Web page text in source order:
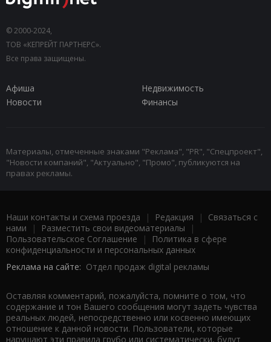
© 2000-2024,
ТОВ «КЕПРЕЙТ ПАРТНЕРС».
Все права защищены.
Афиша
Недвижимость
Новости
Финансы
Материалы, отмеченные знаками "Реклама", "PR", "Спецпроект",
"Новости компаний", "Актуально", "Промо", публикуются на
правах рекламы.
Наши контакты и схема проезда | Редакция | Связаться с
нами | Разместить свои видеоматериалы |
Пользовательское Соглашение |
Политика в сфере
конфиденциальности и персональных данных
Реклама на сайте: Отдел продаж digital рекламы
Оставляя комментарий, пожалуйста, помните о том, что
содержание и тон Вашего сообщения могут задеть чувства
реальных людей, непосредственно или косвенно имеющих
отношение к данной новости. Пользователи, которые
нарушают эти правила грубо или систематически, будут